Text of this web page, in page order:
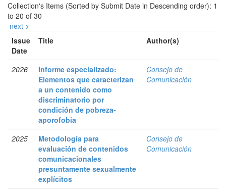
Collection's Items (Sorted by Submit Date in Descending order): 1
to 20 of 30
next >
Issue
Date
Title Author(s)
2026
Informe especializado:
Elementos que caracterizan
a un contenido como
discriminatorio por
condición de pobreza-
aporofobia
Consejo de
Comunicación
2025
Metodología para
evaluación de contenidos
comunicacionales
presuntamente sexualmente
explícitos
Consejo de
Comunicación